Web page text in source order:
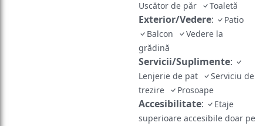
Uscător de păr Toaletă
Exterior/Vedere:
Patio
Balcon
Vedere la
grădină
Servicii/Suplimente:
Lenjerie de pat
Serviciu de
trezire
Prosoape
Accesibilitate:
Etaje
superioare accesibile doar pe